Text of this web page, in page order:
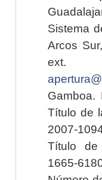
Sistema
Arcos
Título de
2007-
Título de
1665-